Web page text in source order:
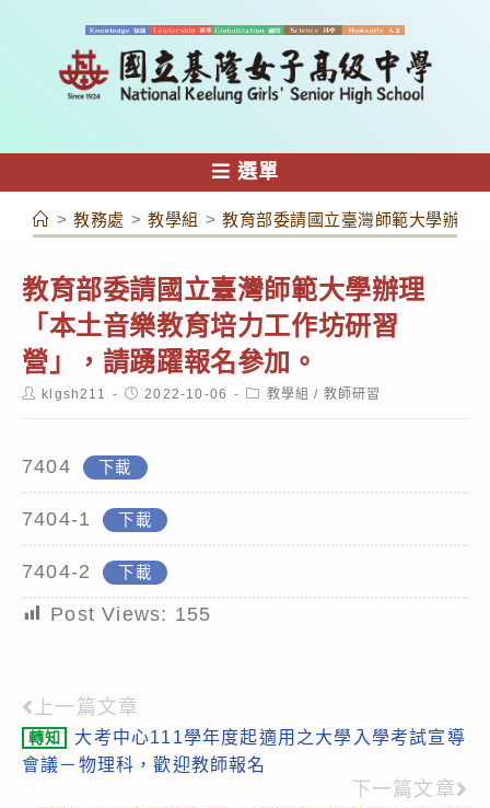
容
選單
> 教務處 > 教學組 > 教育部委請國立臺灣師範大學辦理
教育部委請國立臺灣師範大學辦理
「本土音樂教育培力工作坊研習
營」，請踴躍報名參加。
Postklgsh211
Post2022-10-06
Post教學組 / 教師研習
7404 下載
7404-1 下載
7404-2 下載
Post Views: 155
Read
more
上一篇文章
轉知
大考中心111學年度起適用之大學入學考試宣導
會議－物理科，歡迎教師報名
下一篇文章